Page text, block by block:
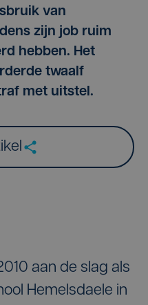
van
zijn job ruim
hebben. Het
twaalf
met uitstel.
aan de slag als
Hemelsdaele in